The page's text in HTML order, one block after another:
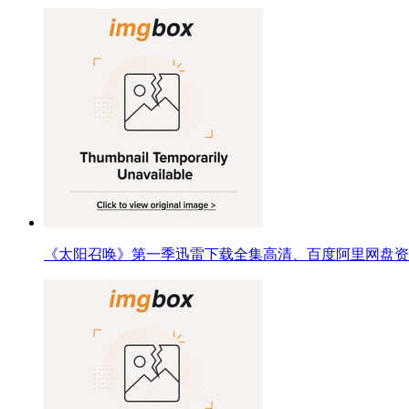
《太阳召唤》第一季迅雷下载全集高清、百度阿里网盘